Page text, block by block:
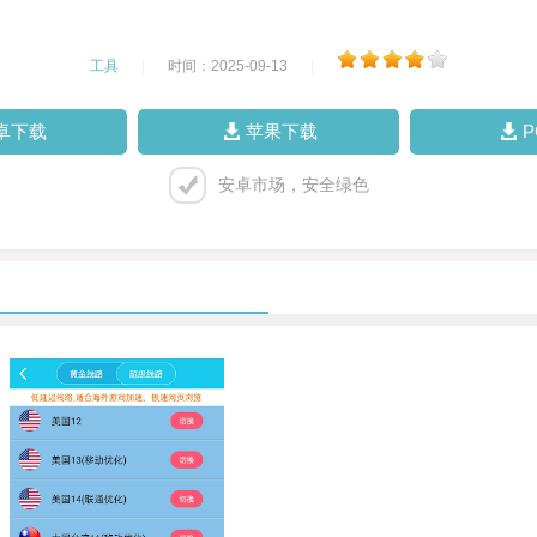
工具 时间：2025-09-13
下载 苹果下载
安卓市场，安全绿色